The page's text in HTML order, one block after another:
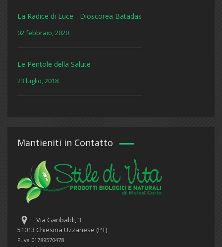
La Radice di Luce - Dioscorea Batadas
02 febbraio, 2020
Le Pentole della Salute
23 luglio, 2018
Mantieniti in Contatto
Via Garibaldi, 3
51013 Chiesina Uzzanese (PT)
P.Iva 01789570478